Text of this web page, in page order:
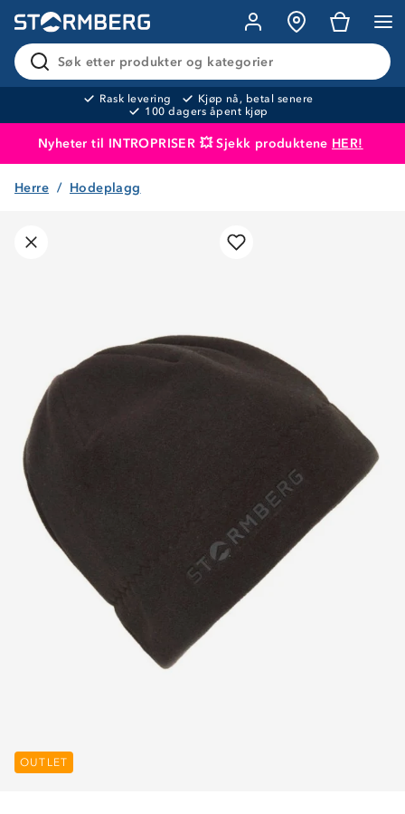
Søk etter produkter og kategorier
Rask levering
Kjøp nå, betal senere
100 dagers åpent kjøp
Nyheter til INTROPRISER 💥 Sjekk produktene HER!
Produktet er lagt i handlekurven
Herre Hodeplagg
OUTLET